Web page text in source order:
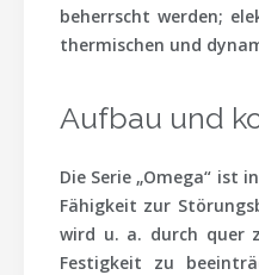
beherrscht werden;
thermischen und
Aufbau und
Die Serie „Omega“ ist
Fähigkeit zur
wird u. a. durch quer
Festigkeit zu